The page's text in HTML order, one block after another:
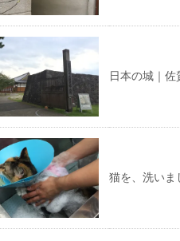
日本の城｜佐
猫を、洗いま